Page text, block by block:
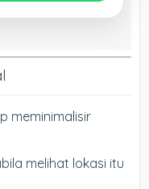
meminimalisir
melihat lokasi itu